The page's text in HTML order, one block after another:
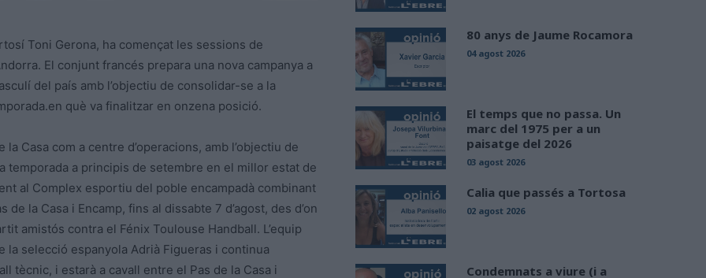
Toni Gerona, ha començat les sessions de
El conjunt francés prepara una nova campanya a
del país amb l’objectiu de consolidar-se a la
què va finalitzar en onzena posició.
Casa com a centre d’operacions, amb l’objectiu de
temporada a principis de setembre en el millor estat de
al Complex esportiu del poble encampadà combinant
la Casa i Encamp, fins al dissabte 7 d’agost, des d’on
amistós contra el Fénix Toulouse Handball. L’equip
selecció espanyola Adrià Figueras i continua
tècnic, i estarà a cavall entre el Pas de la Casa i
80 anys de Jaume Rocamora
04 agost 2026
El temps que no passa. Un
marc del 1975 per a un
paisatge del 2026
03 agost 2026
Calia que passés a Tortosa
02 agost 2026
Condemnats a viure (i a